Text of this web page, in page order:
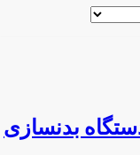
بدنسازی